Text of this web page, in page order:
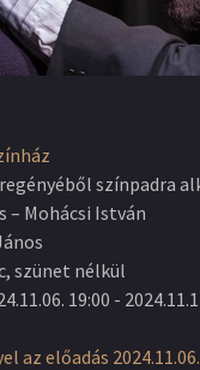
színpadra
– Mohácsi István
szünet nélkül
19:00 -
az előadás 2024.11.06.